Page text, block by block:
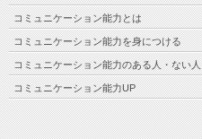
コミュニケーション能力とは
コミュニケーション能力を身につける
コミュニケーション能力のある人・ない人
コミュニケーション能力UP